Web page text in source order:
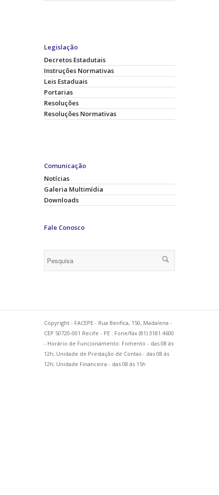
Legislação
Decretos Estadutais
Instruções Normativas
Leis Estaduais
Portarias
Resoluções
Resoluções Normativas
Comunicação
Notícias
Galeria Multimídia
Downloads
Fale Conosco
Copyright - FACEPE - Rua Benfica, 150, Madalena -
CEP 50720-001 Recife - PE . Fone/fax (81) 3181.4600
- Horário de Funcionamento: Fomento - das 08 às
12h; Unidade de Prestação de Contas - das 08 às
12h; Unidade Financeira - das 08 às 15h